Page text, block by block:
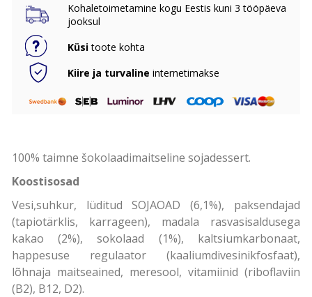
Kohaletoimetamine kogu Eestis kuni 3 tööpäeva
jooksul
Küsitoote kohta
Kiire ja turvaline internetimakse
100% taimne šokolaadimaitseline sojadessert.
Koostisosad
Vesi,suhkur, lüditud SOJAOAD (6,1%), paksendajad
(tapiotärklis, karrageen), madala rasvasisaldusega
kakao (2%), sokolaad (1%), kaltsiumkarbonaat,
happesuse regulaator (kaaliumdivesinikfosfaat),
lõhnaja maitseained, meresool, vitamiinid (riboflaviin
(B2), B12, D2).